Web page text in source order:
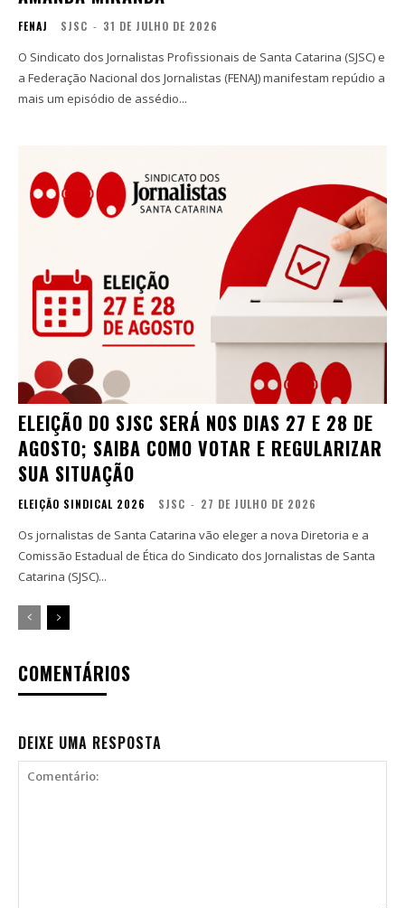
FENAJ SJSC - 31 DE JULHO DE 2026
O Sindicato dos Jornalistas Profissionais de Santa Catarina (SJSC) e
a Federação Nacional dos Jornalistas (FENAJ) manifestam repúdio a
mais um episódio de assédio...
ELEIÇÃO DO SJSC SERÁ NOS DIAS 27 E 28 DE
AGOSTO; SAIBA COMO VOTAR E REGULARIZAR
SUA SITUAÇÃO
ELEIÇÃO SINDICAL 2026 SJSC - 27 DE JULHO DE 2026
Os jornalistas de Santa Catarina vão eleger a nova Diretoria e a
Comissão Estadual de Ética do Sindicato dos Jornalistas de Santa
Catarina (SJSC)...
COMENTÁRIOS
DEIXE UMA RESPOSTA